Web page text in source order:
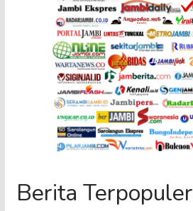
Berita Terpopuler